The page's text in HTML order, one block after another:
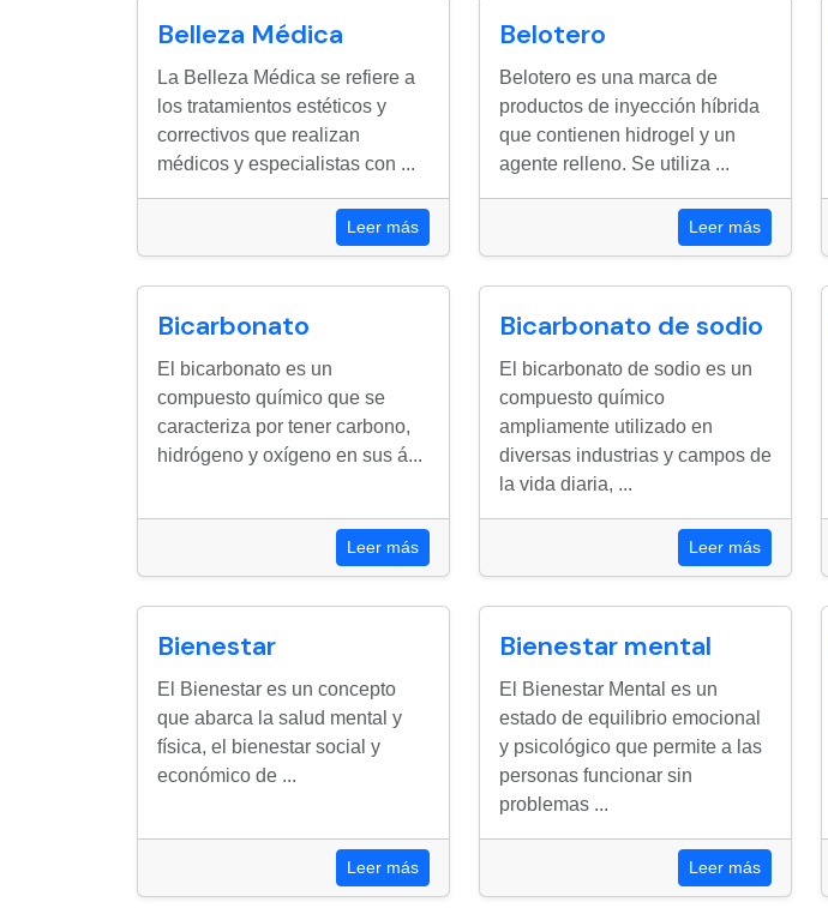
Belleza Médica
La Belleza Médica se refiere a
los tratamientos estéticos y
correctivos que realizan
médicos y especialistas con ...
Leer más
Belotero
Belotero es una marca de
productos de inyección híbrida
que contienen hidrogel y un
agente relleno. Se utiliza ...
Leer más
Bicarbonato
El bicarbonato es un
compuesto químico que se
caracteriza por tener carbono,
hidrógeno y oxígeno en sus á...
Leer más
Bicarbonato de sodio
El bicarbonato de sodio es un
compuesto químico
ampliamente utilizado en
diversas industrias y campos de
la vida diaria, ...
Leer más
Bienestar
El Bienestar es un concepto
que abarca la salud mental y
física, el bienestar social y
económico de ...
Leer más
Bienestar mental
El Bienestar Mental es un
estado de equilibrio emocional
y psicológico que permite a las
personas funcionar sin
problemas ...
Leer más